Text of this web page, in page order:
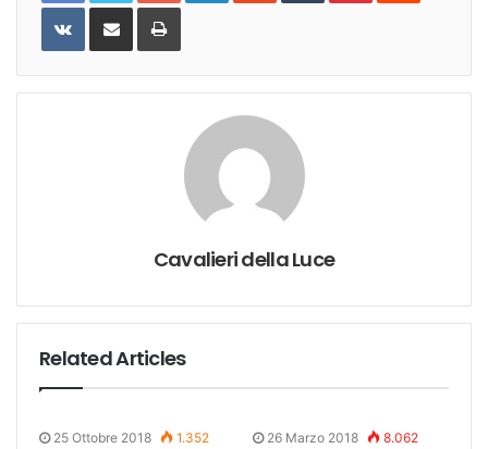
VKontakteShare
Email
Print
Cavalieri della Luce
Related Articles
25 Ottobre 2018 1.352 26 Marzo 2018 8.062